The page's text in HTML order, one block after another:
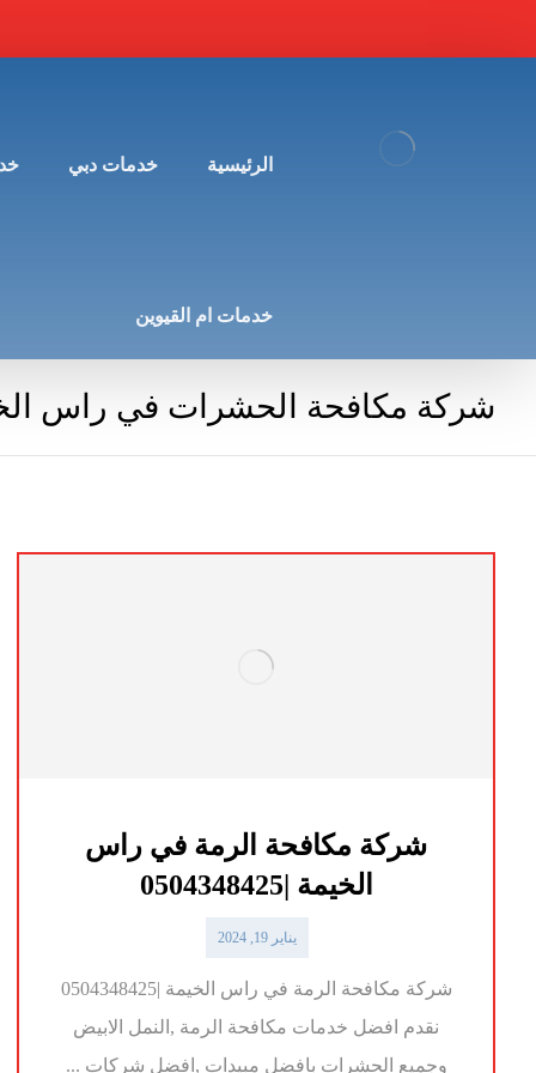
الرئيسية خدمات دبي
خدمات ام القيوين
شركة مكافحة الحشرات في راس
شركة مكافحة الرمة في راس
الخيمة |0504348425
يناير 19, 2024
شركة مكافحة الرمة في راس الخيمة |0504348425
نقدم افضل خدمات مكافحة الرمة ,النمل الابيض
وجميع الحشرات بافضل مبيدات ,افضل شركات ...